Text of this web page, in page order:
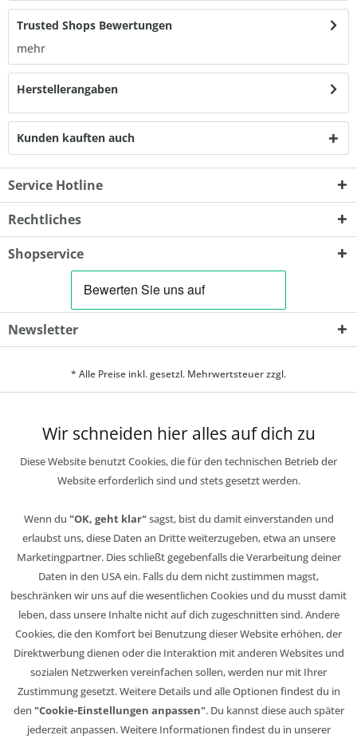
Trusted Shops Bewertungen
mehr
Herstellerangaben
Kunden kauften auch
Service Hotline
Rechtliches
Shopservice
Newsletter
* Alle Preise inkl. gesetzl. Mehrwertsteuer zzgl.
Wir schneiden hier alles auf dich zu
Diese Website benutzt Cookies, die für den technischen Betrieb der
Website erforderlich sind und stets gesetzt werden.
Wenn du "OK, geht klar"sagst, bist du damit einverstanden und
erlaubst uns, diese Daten an Dritte weiterzugeben, etwa an unsere
Marketingpartner. Dies schließt gegebenfalls die Verarbeitung deiner
Daten in den USA ein. Falls du dem nicht zustimmen magst,
beschränken wir uns auf die wesentlichen Cookies und du musst damit
leben, dass unsere Inhalte nicht auf dich zugeschnitten sind. Andere
Cookies, die den Komfort bei Benutzung dieser Website erhöhen, der
Direktwerbung dienen oder die Interaktion mit anderen Websites und
sozialen Netzwerken vereinfachen sollen, werden nur mit Ihrer
Zustimmung gesetzt. Weitere Details und alle Optionen findest du in
den "Cookie-Einstellungen anpassen". Du kannst diese auch später
jederzeit anpassen. Weitere Informationen findest du in unserer